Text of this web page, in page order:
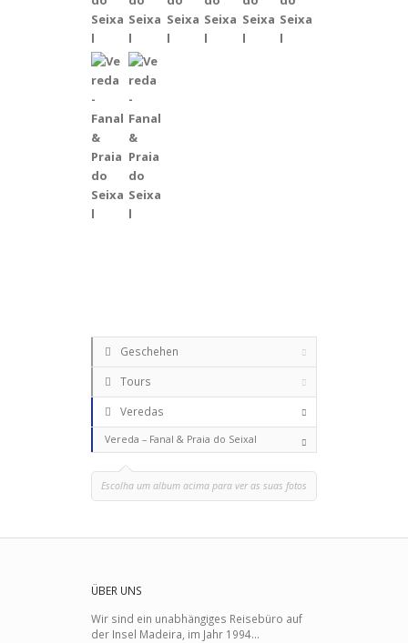
Geschehen
Tours
Veredas
Vereda – Fanal & Praia do Seixal
Escolha um album acima para ver as suas fotos
ÜBER UNS
Wir sind ein unabhängiges Reisebüro auf
der Insel Madeira, im Jahr 1994...